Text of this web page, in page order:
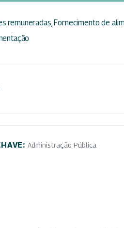
remuneradas, Fornecimento de
Administração Pública